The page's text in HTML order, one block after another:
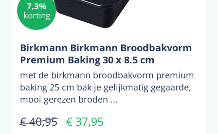
7,3%
korting
Birkmann Birkmann Broodbakvorm
Premium Baking 30 x 8.5 cm
met de birkmann broodbakvorm premium
baking 25 cm bak je gelijkmatig gegaarde,
mooi gerezen broden ...
€ 40,95 € 37,95